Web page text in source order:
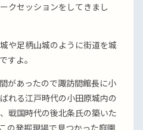
クセッションをしてきまし
や足柄山城のように街道を城
すよ。
があったので諏訪間館長に小
れる江戸時代の小田原城内の
戦国時代の後北条氏の築いた
の発掘現場で見つかった庭園